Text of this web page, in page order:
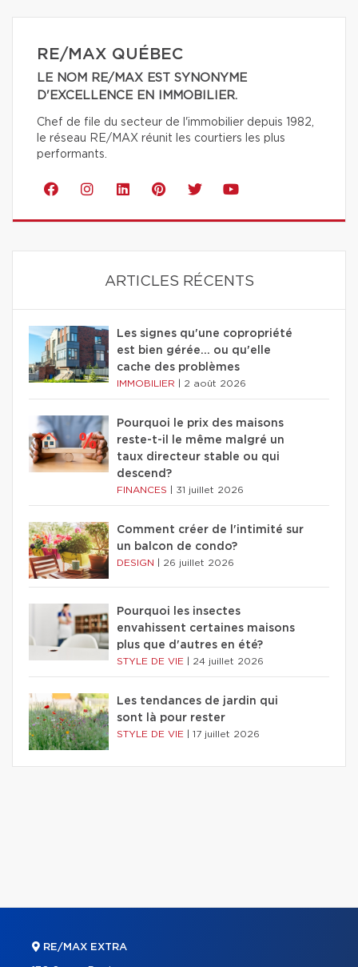
RE/MAX QUÉBEC
LE NOM RE/MAX EST SYNONYME
D'EXCELLENCE EN IMMOBILIER.
Chef de file du secteur de l'immobilier depuis 1982,
le réseau RE/MAX réunit les courtiers les plus
performants.
ARTICLES RÉCENTS
Les signes qu'une copropriété
est bien gérée… ou qu'elle
cache des problèmes
IMMOBILIER 2 août 2026
Pourquoi le prix des maisons
reste-t-il le même malgré un
taux directeur stable ou qui
descend?
FINANCES 31 juillet 2026
Comment créer de l'intimité sur
un balcon de condo?
DESIGN 26 juillet 2026
Pourquoi les insectes
envahissent certaines maisons
plus que d'autres en été?
STYLE DE VIE 24 juillet 2026
Les tendances de jardin qui
sont là pour rester
STYLE DE VIE 17 juillet 2026
RE/MAX EXTRA